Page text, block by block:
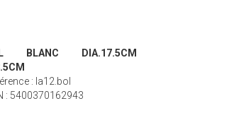
BLANC DIA.17.5CM
: la12.bol
: 5400370162943